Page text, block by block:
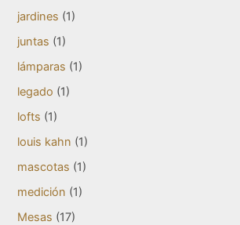
jardines (1)
juntas (1)
lámparas (1)
legado (1)
lofts (1)
louis kahn (1)
mascotas (1)
medición (1)
Mesas (17)